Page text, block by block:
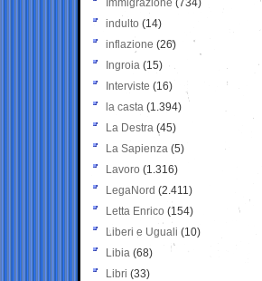
Immigrazione (734)
indulto (14)
inflazione (26)
Ingroia (15)
Interviste (16)
la casta (1.394)
La Destra (45)
La Sapienza (5)
Lavoro (1.316)
LegaNord (2.411)
Letta Enrico (154)
Liberi e Uguali (10)
Libia (68)
Libri (33)